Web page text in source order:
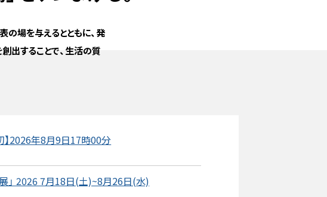
の場を与えるとともに、発
出することで、生活の質
】2026年8月9日17時00分
」 2026 7月18日(土)~8月26日(水)